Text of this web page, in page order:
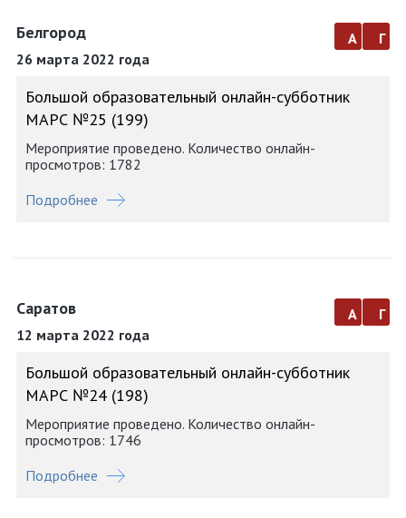
Белгород
26 марта 2022 года
а г
Большой образовательный онлайн-субботник
МАРС №25 (199)
Мероприятие проведено. Количество онлайн-
просмотров: 1782
Подробнее
Саратов
12 марта 2022 года
а г
Большой образовательный онлайн-субботник
МАРС №24 (198)
Мероприятие проведено. Количество онлайн-
просмотров: 1746
Подробнее